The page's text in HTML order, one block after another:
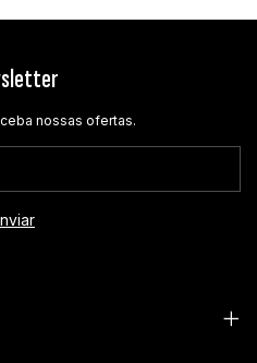
nossas ofertas.